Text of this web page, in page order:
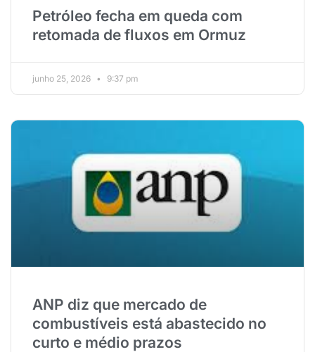
Petróleo fecha em queda com
retomada de fluxos em Ormuz
junho 25, 2026 9:37 pm
ANP diz que mercado de
combustíveis está abastecido no
curto e médio prazos